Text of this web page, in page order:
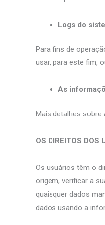
Logs do
Para fins de
usar, para este fim,
As
Mais detalhes sobre
OS DIREITOS DOS
Os usuários têm o
origem, verificar a
quaisquer dados
dados usando a